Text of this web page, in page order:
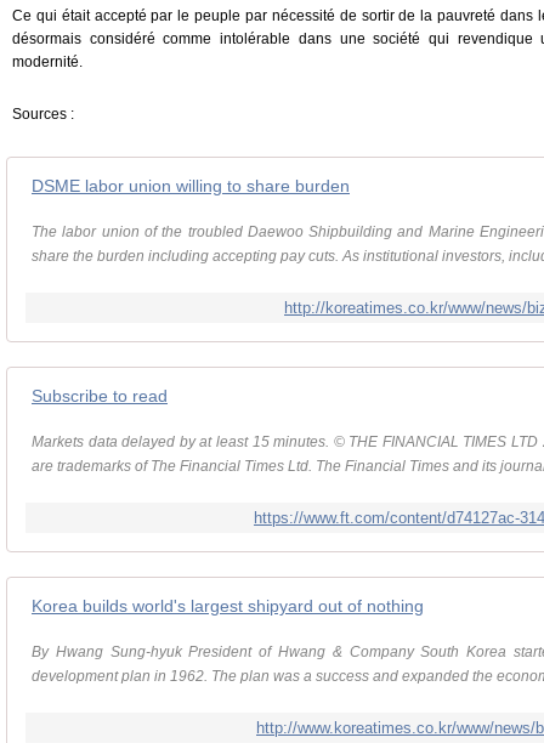
Ce qui était accepté par le peuple par nécessité de sortir de la pauvreté dans
désormais considéré comme intolérable dans une société qui
modernité.
Sources :
DSME labor union willing to share burden
The labor union of the troubled Daewoo Shipbuilding and Marine
share the burden including accepting pay cuts. As institutional investors,
http://koreatimes.co.kr/www/news/
Subscribe to read
Markets data delayed by at least 15 minutes. © THE FINANCIAL TIMES
are trademarks of The Financial Times Ltd. The Financial Times and its
https://www.ft.com/content/d74127ac-
Korea builds world's largest shipyard out of nothing
By Hwang Sung-hyuk President of Hwang & Company South Korea
development plan in 1962. The plan was a success and expanded the
http://www.koreatimes.co.kr/www/news/